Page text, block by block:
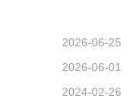
2026-06-25
2026-06-01
2024-02-26